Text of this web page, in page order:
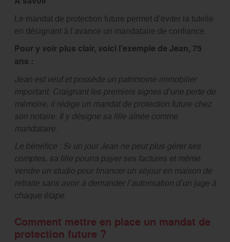
Le mandat de protection future permet d’éviter la tutelle
en désignant à l’avance un mandataire de confiance.
Pour y voir plus clair, voici l’exemple de Jean, 75
ans :
Jean est veuf et possède un patrimoine immobilier
important. Craignant les premiers signes d’une perte de
mémoire, il rédige un mandat de protection future chez
son notaire. Il y désigne sa fille aînée comme
mandataire.
Le bénéfice : Si un jour Jean ne peut plus gérer ses
comptes, sa fille pourra payer ses factures et même
vendre un studio pour financer un séjour en maison de
retraite sans avoir à demander l’autorisation d’un juge à
chaque étape.
Comment mettre en place un mandat de
protection future ?